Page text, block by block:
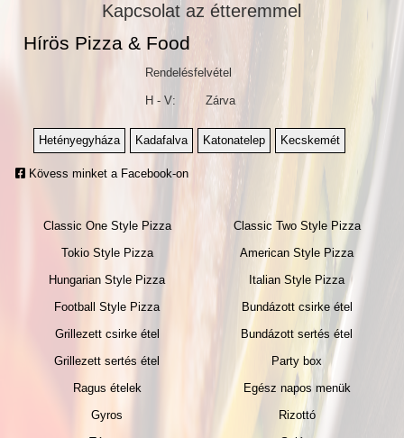
Kapcsolat az étteremmel
Hírös Pizza & Food
Rendelésfelvétel
H - V: Zárva
Hetényegyháza Kadafalva Katonatelep Kecskemét
Kövess minket a Facebook-on
Classic One Style Pizza
Classic Two Style Pizza
Tokio Style Pizza
American Style Pizza
Hungarian Style Pizza
Italian Style Pizza
Football Style Pizza
Bundázott csirke étel
Grillezett csirke étel
Bundázott sertés étel
Grillezett sertés étel
Party box
Ragus ételek
Egész napos menük
Gyros
Rizottó